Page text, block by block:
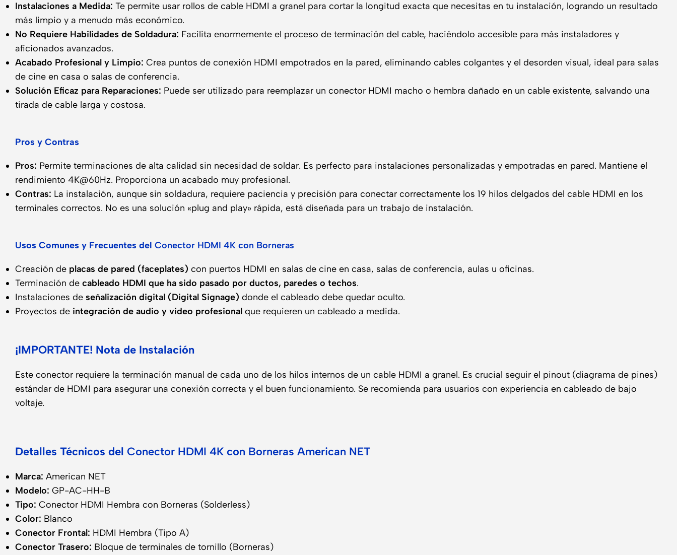
Instalaciones a Medida: Te permite usar rollos de cable HDMI a granel para cortar la longitud exacta que necesitas en tu instalación, logrando un resultado
más limpio y a menudo más económico.
No Requiere Habilidades de Soldadura: Facilita enormemente el proceso de terminación del cable, haciéndolo accesible para más instaladores y
aficionados avanzados.
Acabado Profesional y Limpio: Crea puntos de conexión HDMI empotrados en la pared, eliminando cables colgantes y el desorden visual, ideal para salas
de cine en casa o salas de conferencia.
Solución Eficaz para Reparaciones: Puede ser utilizado para reemplazar un conector HDMI macho o hembra dañado en un cable existente, salvando una
tirada de cable larga y costosa.
Pros y Contras
Pros: Permite terminaciones de alta calidad sin necesidad de soldar. Es perfecto para instalaciones personalizadas y empotradas en pared. Mantiene el
rendimiento 4K@60Hz. Proporciona un acabado muy profesional.
Contras: La instalación, aunque sin soldadura, requiere paciencia y precisión para conectar correctamente los 19 hilos delgados del cable HDMI en los
terminales correctos. No es una solución «plug and play» rápida, está diseñada para un trabajo de instalación.
Usos Comunes y Frecuentes del Conector HDMI 4K con Borneras
Creación de placas de pared (faceplates) con puertos HDMI en salas de cine en casa, salas de conferencia, aulas u oficinas.
Terminación de cableado HDMI que ha sido pasado por ductos, paredes o techos.
Instalaciones de señalización digital (Digital Signage) donde el cableado debe quedar oculto.
Proyectos de integración de audio y video profesional que requieren un cableado a medida.
¡IMPORTANTE! Nota de Instalación
Este conector requiere la terminación manual de cada uno de los hilos internos de un cable HDMI a granel. Es crucial seguir el pinout (diagrama de pines)
estándar de HDMI para asegurar una conexión correcta y el buen funcionamiento. Se recomienda para usuarios con experiencia en cableado de bajo
voltaje.
Detalles Técnicos del Conector HDMI 4K con Borneras American NET
Marca: American NET
Modelo: GP-AC-HH-B
Tipo: Conector HDMI Hembra con Borneras (Solderless)
Color: Blanco
Conector Frontal: HDMI Hembra (Tipo A)
Conector Trasero: Bloque de terminales de tornillo (Borneras)